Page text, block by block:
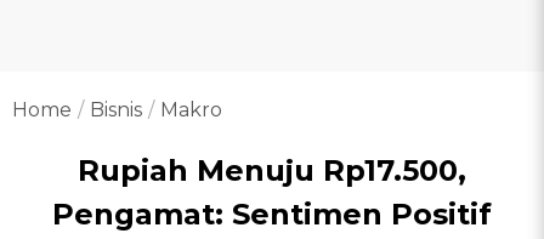
Home Bisnis Makro
Rupiah Menuju Rp17.500,
Pengamat: Sentimen Positif